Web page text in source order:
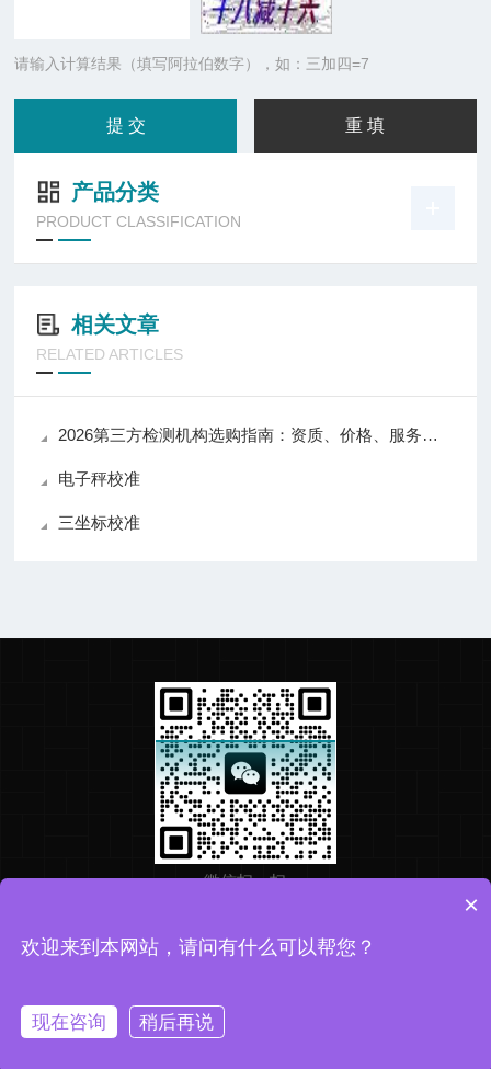
请输入计算结果（填写阿拉伯数字），如：三加四=7
产品分类
PRODUCT CLASSIFICATION
相关文章
RELATED ARTICLES
2026第三方检测机构选购指南：资质、价格、服务全维度对比
电子秤校准
三坐标校准
微信扫一扫
sitemap.xml
×
欢迎来到本网站，请问有什么可以帮您？
现在咨询 稍后再说